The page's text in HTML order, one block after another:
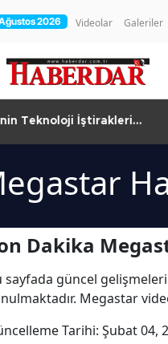
2026 Videolar Galeriler
Teknoloji İştirakleri
Dakika
sayfada güncel
Megastar
Tarihi: Şubat 04,